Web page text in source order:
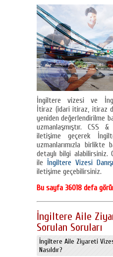
İngiltere vizesi ve
İtiraz (idari itiraz, itiraz
yeniden değerlendirilme
uzmanlaşmıştır. CSS
iletişime geçerek
uzmanlarımızla birlikte
detaylı bilgi alabilirsiniz.
ile İngiltere Vizesi
iletişime geçebilirsiniz.
Bu sayfa 36018 defa
İngiltere Aile
Sorulan Soruları
İngiltere Aile Ziyareti
Nasıldır?